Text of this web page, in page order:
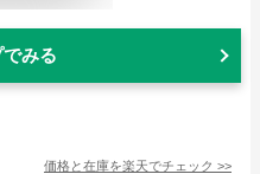
みる
価格と在庫を楽天でチェック >>